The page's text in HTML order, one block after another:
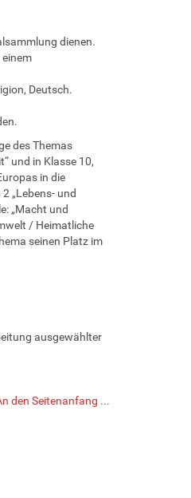
dienen.
Deutsch.
des Themas
und in Klasse 10,
in die
„Lebens- und
„Macht und
/ Heimatliche
seinen Platz im
ausgewählter
den Seitenanfang ...